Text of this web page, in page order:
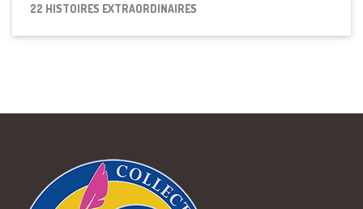
22 HISTOIRES EXTRAORDINAIRES